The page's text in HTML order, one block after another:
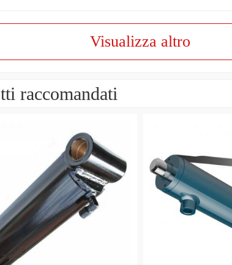
Visualizza altro
raccomandati